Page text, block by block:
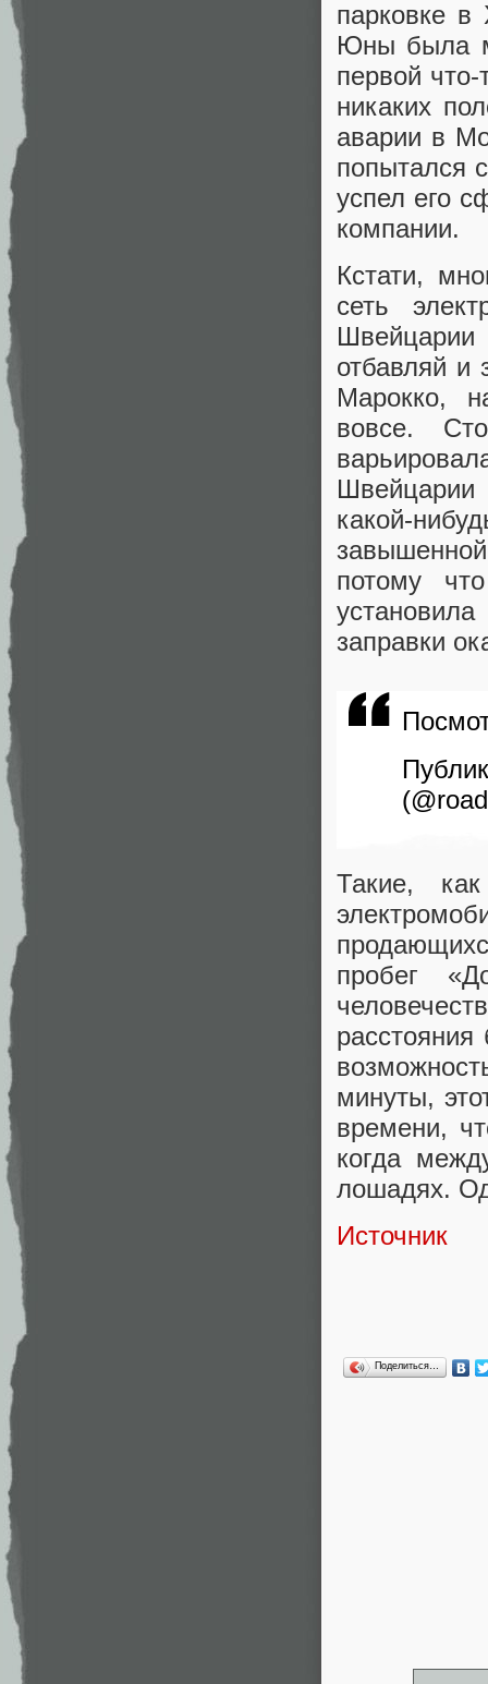
парковке в
Юны была
первой
никаких
аварии в
попытался
успел его
компании.
Кстати,
сеть
Швейцарии
отбавляй и
Марокко,
вовсе.
Швейцарии
какой-
потому
заправки
Такие,
пробег
минуты,
времени,
когда
лошадях.
Источник
Поделиться…